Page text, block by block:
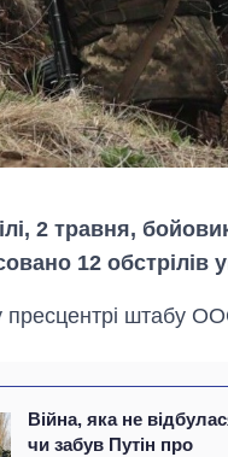
2 травня,
12 обстрілів
пресцентрі штабу
Війна, яка не
чи забув Путін про